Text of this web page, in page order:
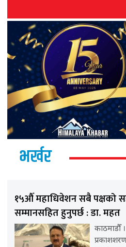
भर्खर
१५औँ महाधिवेशन सबै पक्षको
सम्मानसहित हुनुपर्छ : डा. महत
काठमाडौँ